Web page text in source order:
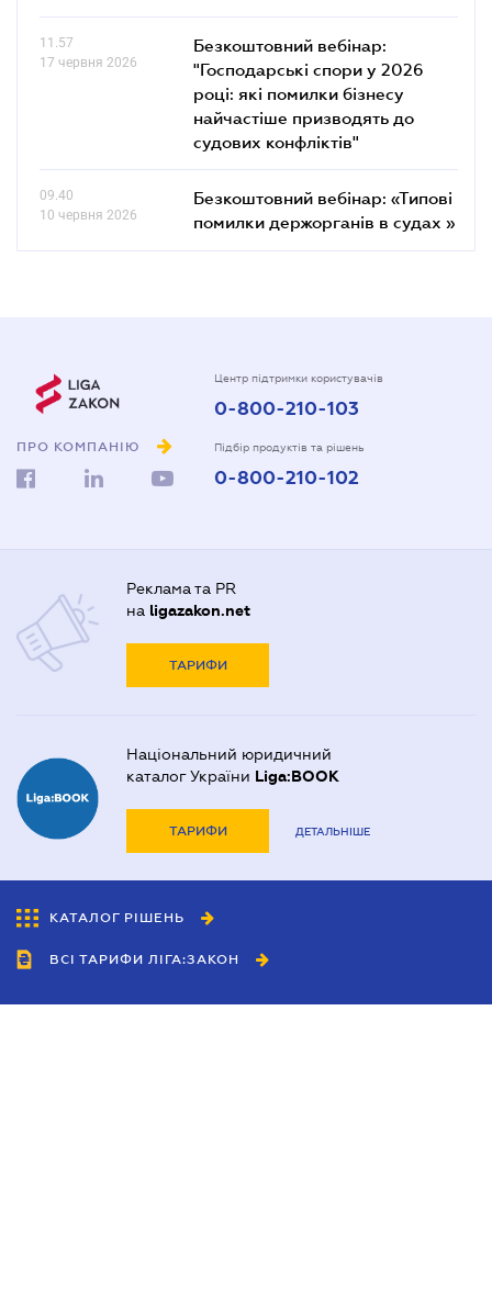
11.57
17 червня 2026
Безкоштовний вебінар:
"Господарські спори у 2026
році: які помилки бізнесу
найчастіше призводять до
судових конфліктів"
09.40
10 червня 2026
Безкоштовний вебінар: «Типові
помилки держорганів в судах »
ПРО КОМПАНІЮ
Центр підтримки користувачів
0-800-210-103
Підбір продуктів та рішень
0-800-210-102
Реклама та PR
на ligazakon.net
ТАРИФИ
Національний юридичний
каталог України Liga:BOOK
ТАРИФИ ДЕТАЛЬНІШЕ
КАТАЛОГ РІШЕНЬ
ВСІ ТАРИФИ ЛІГА:ЗАКОН